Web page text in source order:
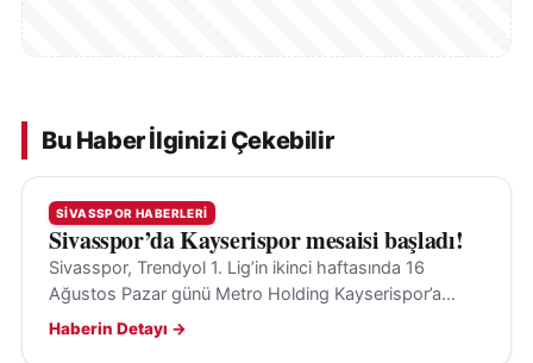
Bu Haber İlginizi Çekebilir
SIVASSPOR HABERLERI
Sivasspor’da Kayserispor mesaisi başladı!
Sivasspor, Trendyol 1. Lig’in ikinci haftasında 16
Ağustos Pazar günü Metro Holding Kayserispor’a
konuk olacak; hedef ilk galibiyet ve transfer takviyeleri.
Haberin Detayı →